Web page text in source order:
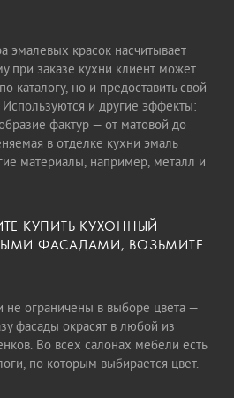
эмалевых красок насчитывает
при заказе кухни клиент может
каталогу, но и предоставить свой
и другие эффекты:
фактур — от матовой до
в отделке кухни эмаль
материалы, например, металл и
КУПИТЬ КУХОННЫЙ
ФАСАДАМИ, ВОЗЬМИТЕ
не ограничены в выборе цвета —
фасады окрасят в любой из
Во всех салонах мебели есть
по которым выбирается цвет.